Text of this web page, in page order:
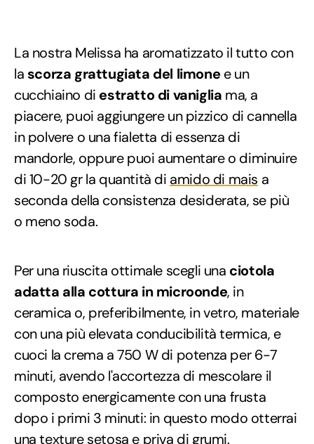
La nostra Melissa ha aromatizzato il tutto con
la scorza grattugiata del limonee un
cucchiaino di estratto di vaniglia ma, a
piacere, puoi aggiungere un pizzico di cannella
in polvere o una fialetta di essenza di
mandorle, oppure puoi aumentare o diminuire
di 10-20 gr la quantità di amido di mais a
seconda della consistenza desiderata, se più
o meno soda.
Per una riuscita ottimale scegli una ciotola
adatta alla cottura in microonde, in
ceramica o, preferibilmente, in vetro, materiale
con una più elevata conducibilità termica, e
cuoci la crema a 750 W di potenza per 6-7
minuti, avendo l'accortezza di mescolare il
composto energicamente con una frusta
dopo i primi 3 minuti: in questo modo otterrai
una texture setosa e priva di grumi.